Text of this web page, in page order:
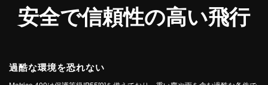
安全で信頼性の高い飛行
過酷な環境を恐れない